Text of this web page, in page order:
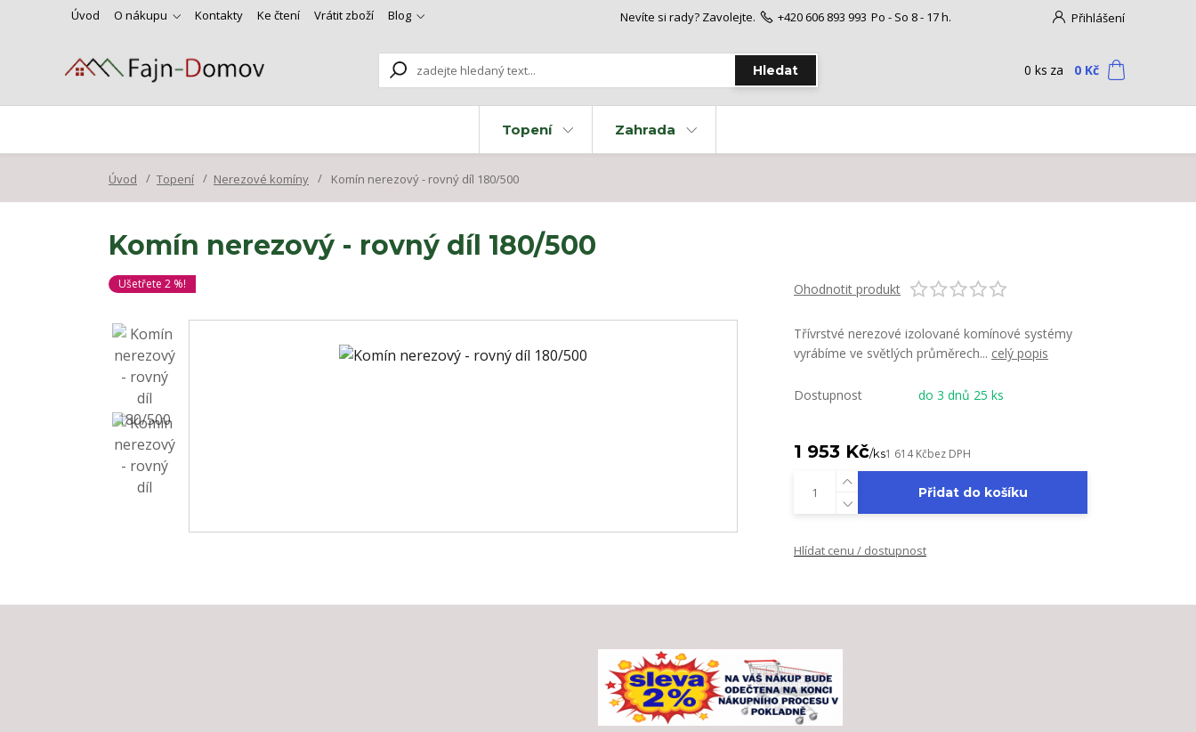
Úvod O nákupu Kontakty Ke čtení Vrátit zboží Blog Přihlášení
Hledat
Nevíte si rady? Zavolejte. +420 606 893 993 Po - So 8 - 17 h.
0 ks za 0 Kč
Topení Zahrada
Úvod Topení Nerezové komíny Komín nerezový - rovný díl 180/500
Komín nerezový - rovný díl 180/500
Ušetřete 2 %! Ohodnotit produkt
Třívrstvé nerezové izolované komínové systémy
vyrábíme ve světlých průměrech... celý popis
Dostupnost do 3 dnů 25 ks
1 953 Kč/ks1 614 Kčbez DPH
Přidat do košíku
Hlídat cenu / dostupnost